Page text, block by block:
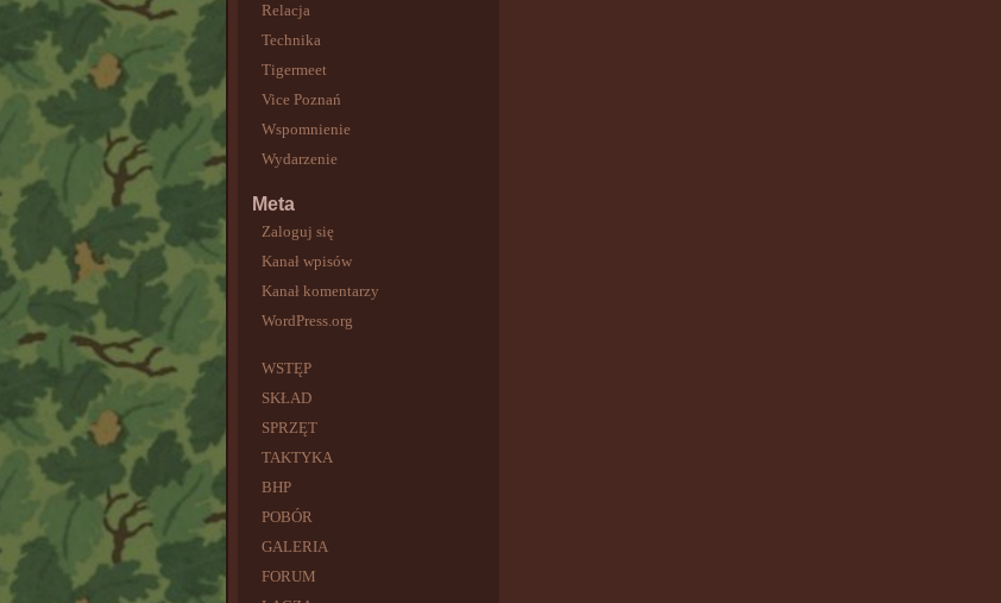
Relacja
Technika
Tigermeet
Vice Poznań
Wspomnienie
Wydarzenie
Meta
Zaloguj się
Kanał wpisów
Kanał komentarzy
WordPress.org
WSTĘP
SKŁAD
SPRZĘT
TAKTYKA
BHP
POBÓR
GALERIA
FORUM